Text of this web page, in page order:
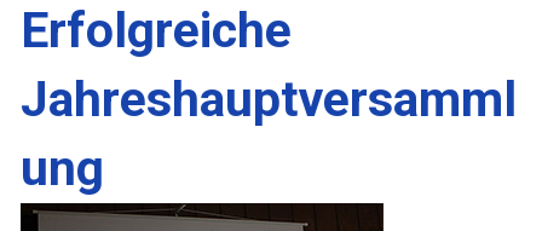
Erfolgreiche
Jahreshauptversamml
ung